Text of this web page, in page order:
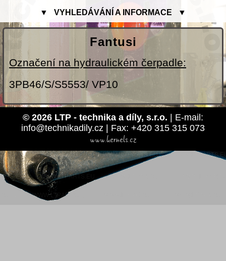
▼ VYHLEDÁVÁNÍ A INFORMACE ▼
Fantusi
Označení na hydraulickém čerpadle:
3PB46/S/S5553/ VP10
© 2026 LTP - technika a díly, s.r.o. | E-mail:
info@technikadily.cz | Fax: +420 315 315 073
www.kernels.cz